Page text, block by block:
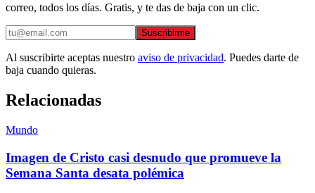
correo, todos los días. Gratis, y te das de baja con un clic.
Suscribirme
Al suscribirte aceptas nuestro aviso de privacidad. Puedes darte de
baja cuando quieras.
Relacionadas
Mundo
Imagen de Cristo casi desnudo que promueve la
Semana Santa desata polémica